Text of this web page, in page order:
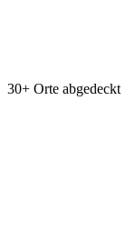
30+ Orte abgedeckt